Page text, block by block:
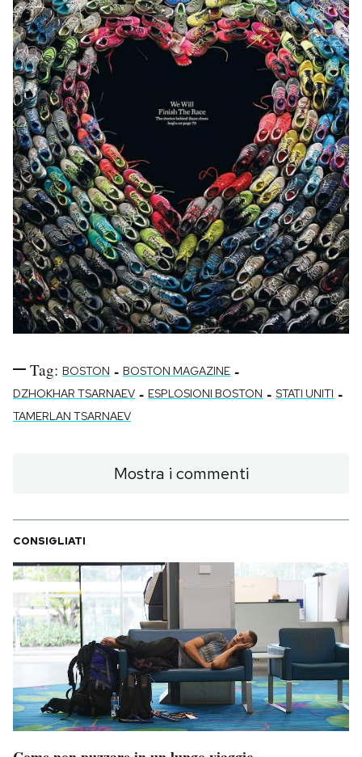
Tag: BOSTON - BOSTON MAGAZINE -
DZHOKHAR TSARNAEV - ESPLOSIONI BOSTON - STATI UNITI -
TAMERLAN TSARNAEV
Mostra i commenti
CONSIGLIATI